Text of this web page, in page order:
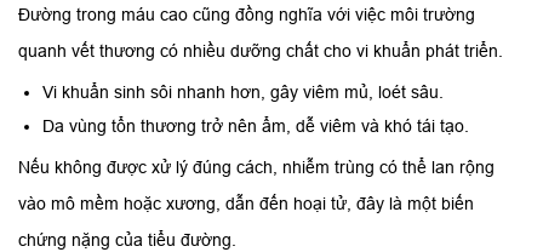
Đường trong máu cao cũng đồng nghĩa với việc môi trường
quanh vết thương có nhiều dưỡng chất cho vi khuẩn phát triển.
Vi khuẩn sinh sôi nhanh hơn, gây viêm mủ, loét sâu.
Da vùng tổn thương trở nên ẩm, dễ viêm và khó tái tạo.
Nếu không được xử lý đúng cách, nhiễm trùng có thể lan rộng
vào mô mềm hoặc xương, dẫn đến hoại tử, đây là một biến
chứng nặng của tiểu đường.